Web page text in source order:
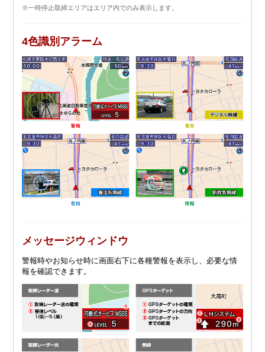
※一時停止取締エリアはエリア内でのみ表示します。
4色識別アラーム
メッセージウィンドウ
警報時やお知らせ時に画面右下に各種警報を表示し、必要な情
報を確認できます。